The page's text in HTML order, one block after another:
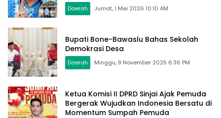
Daerah Jumat, 1 Mei 2026 10:10 AM
Bupati Bone-Bawaslu Bahas Sekolah
Demokrasi Desa
Daerah Minggu, 9 November 2025 6:36 PM
Ketua Komisi II DPRD Sinjai Ajak Pemuda
Bergerak Wujudkan Indonesia Bersatu di
Momentum Sumpah Pemuda